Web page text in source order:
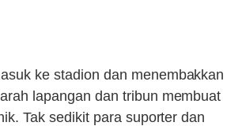
ke stadion dan menembakkan
lapangan dan tribun membuat
Tak sedikit para suporter dan